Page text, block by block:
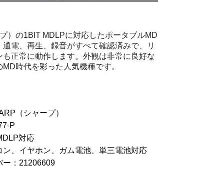
）の1BIT MDLPに対応したポータブルMD
電、再生、録音がすべて確認済みで、リ
も正常に動作します。外観は非常に良好な
時代を彩った人気機種です。
（シャープ）
P
対応
ン、イヤホン、ガム電池、単三電池対応
ー：21206609